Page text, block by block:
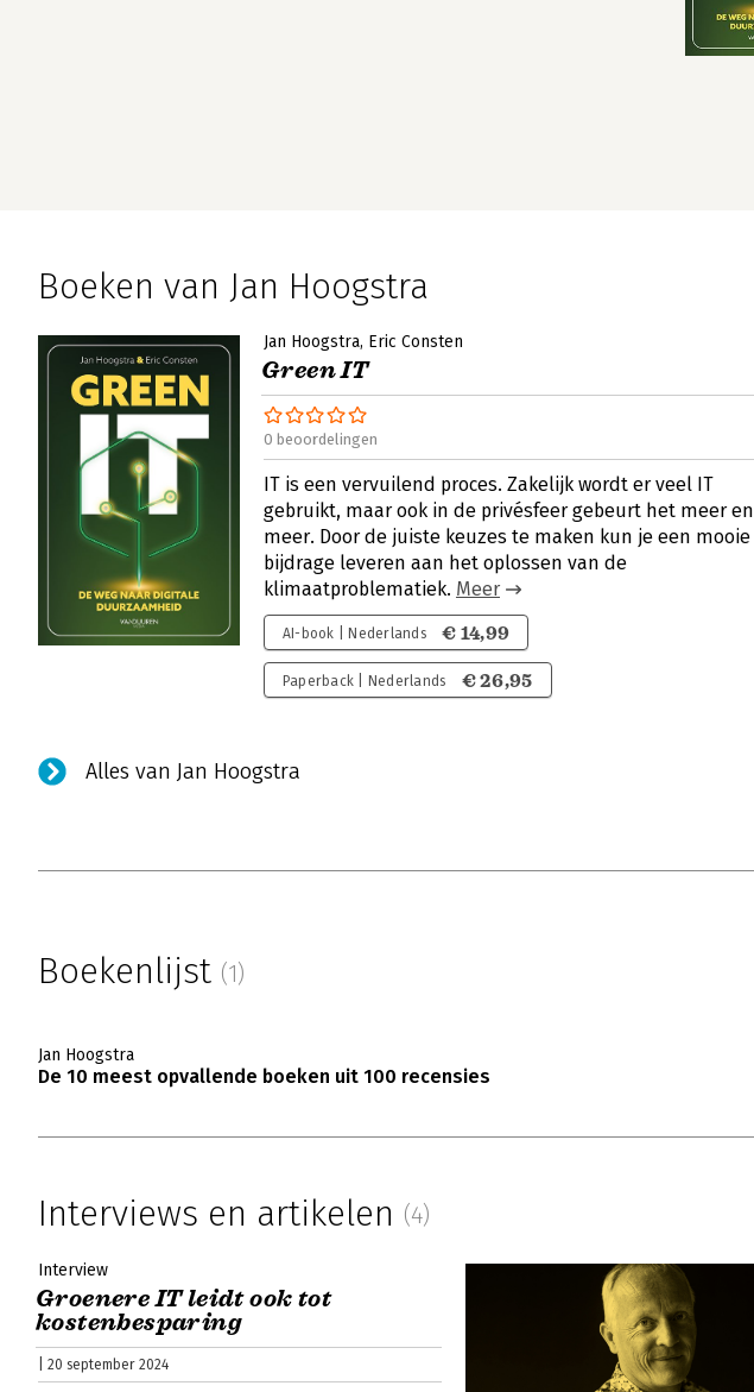
Boeken van Jan Hoogstra
Jan Hoogstra Eric Consten
Green IT
0 beoordelingen
IT is een vervuilend proces. Zakelijk wordt er veel IT
gebruikt, maar ook in de privésfeer gebeurt het meer en
meer. Door de juiste keuzes te maken kun je een mooie
bijdrage leveren aan het oplossen van de
klimaatproblematiek. Meer
AI-book | Nederlands € 14,99
Paperback | Nederlands € 26,95
Alles van Jan Hoogstra
Boekenlijst (1)
Jan Hoogstra
De 10 meest opvallende boeken uit 100 recensies
Interviews en artikelen (4)
Interview
Groenere IT leidt ook tot
kostenbesparing
| 20 september 2024